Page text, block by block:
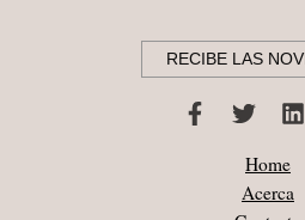
RECIBE LAS
Home
Acerca